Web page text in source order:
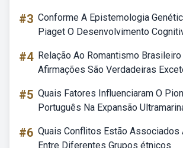
#3 Conforme A Epistemologia
Piaget O Desenvolvimento
#4 Relação Ao Romantismo
Afirmações São Verdadeiras
#5 Quais Fatores Influenciaram O
Português Na Expansão
#6 Quais Conflitos Estão Associados
Entre Diferentes Grupos étnicos